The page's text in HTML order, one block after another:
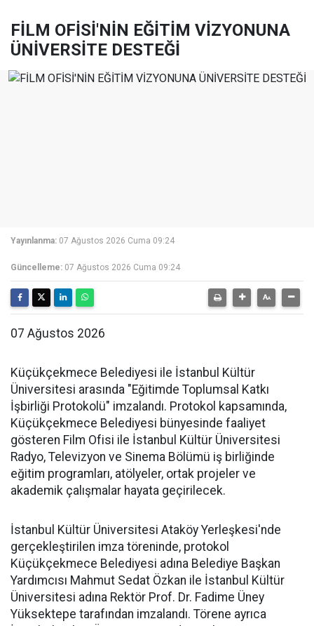
FİLM OFİSİ'NİN EĞİTİM VİZYONUNA
ÜNİVERSİTE DESTEĞİ
Yayınlanma: 07 Ağustos 2026 Cuma 09:24
Güncelleme: 07 Ağustos 2026 Cuma 09:24
07 Ağustos 2026
Küçükçekmece Belediyesi ile İstanbul Kültür
Üniversitesi arasında "Eğitimde Toplumsal Katkı
İşbirliği Protokolü" imzalandı. Protokol kapsamında,
Küçükçekmece Belediyesi bünyesinde faaliyet
gösteren Film Ofisi ile İstanbul Kültür Üniversitesi
Radyo, Televizyon ve Sinema Bölümü iş birliğinde
eğitim programları, atölyeler, ortak projeler ve
akademik çalışmalar hayata geçirilecek.
İstanbul Kültür Üniversitesi Ataköy Yerleşkesi'nde
gerçekleştirilen imza töreninde, protokol
Küçükçekmece Belediyesi adına Belediye Başkan
Yardımcısı Mahmut Sedat Özkan ile İstanbul Kültür
Üniversitesi adına Rektör Prof. Dr. Fadime Üney
Yüksektepe tarafından imzalandı. Törene ayrıca